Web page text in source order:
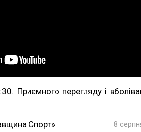
Приємного перегляду і
Спорт»
8